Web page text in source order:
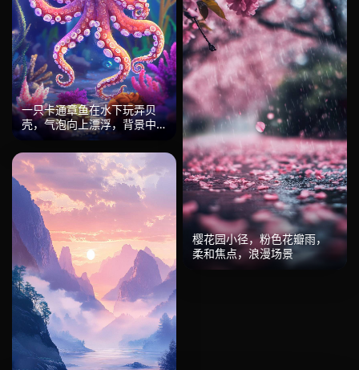
一只卡通章鱼在水下玩弄贝
壳，气泡向上漂浮，背景中
的珊瑚礁发出明亮的光芒，
生动有趣。
樱花园小径，粉色花瓣雨，
柔和焦点，浪漫场景